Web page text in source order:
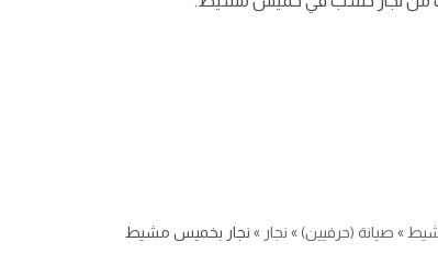
» صيانة (حرفيين)» نجار » نجار بخميس مشيط